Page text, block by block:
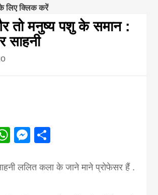
of
brings
from
लिए क्लिक करें
तो मनुष्य पशु के समान :
साहनी
WhatsApp
Messenger
ललित कला के जाने माने प्रोफेसर हैं .